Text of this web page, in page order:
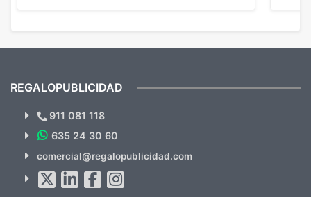
¿Quieres ver nuestras últimas
Novedades y Ofertas?
hacemos Spam)
REGALOPUBLICIDAD
911 081 118
635 24 30 60
comercial@regalopublicidad.com